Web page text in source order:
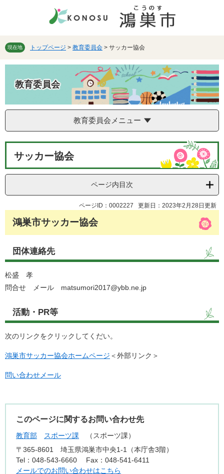
先
を
文
現在地 トップページ > 教育委員会 > サッカー協会
教育委員会
教育委員会メニュー
サッカー協会
ページ内目次
ページID：0002227 更新日：2023年2月28日更新
鴻巣市サッカー協会
団体連絡先
松盛 孝
問合せ メール matsumori2017@ybb.ne.jp
活動・PR等
次のリンクをクリックしてくだい。
鴻巣市サッカー協会ホームページ ＜外部リンク＞
問い合わせメール
このページに関するお問い合わせ先
教育部 スポーツ課
スポーツ課
〒365-8601
埼玉県鴻巣市中央1-1（本庁舎3階）
Tel：048-543-6660
Fax：048-541-6411
メールでのお問い合わせはこちら